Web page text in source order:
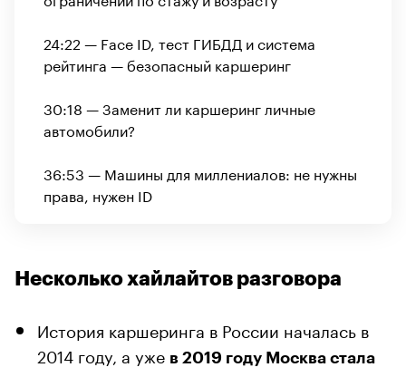
24:22 — Face ID, тест ГИБДД и система
рейтинга — безопасный каршеринг
30:18 — Заменит ли каршеринг личные
автомобили?
36:53 — Машины для миллениалов: не нужны
права, нужен ID
Несколько хайлайтов разговора
История каршеринга в России началась в
2014 году, а уже в 2019 году Москва стала